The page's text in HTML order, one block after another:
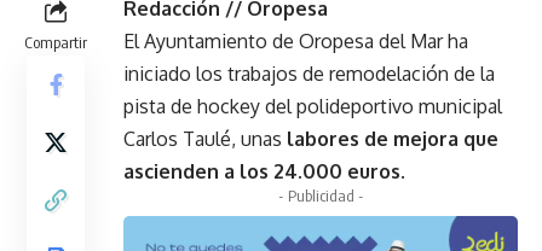
Compartir
Redacción // Oropesa
El Ayuntamiento de Oropesa del Mar ha
iniciado los trabajos de remodelación de la
pista de hockey del polideportivo municipal
Carlos Taulé, unas labores de mejora que
ascienden a los 24.000 euros.
- Publicidad -